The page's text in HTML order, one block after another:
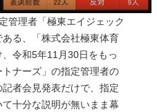
管理者「極東エイジェック
る、「株式会社極東体育
令和5年11月30日をもっ
ナーズ」の指定管理者の
者会見発表だけで、指定
十分な説明が無いまま幕